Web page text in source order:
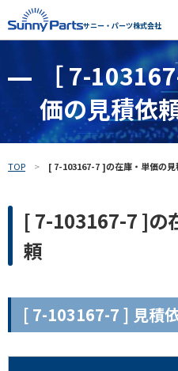
サニー・パーツ株式会社
半導体・
フリーワードで探す
［ 7-
価の見積依
TOP [ 7-103167-7 ]の在庫・単価の見
[ 7-103167-7 ]の
頼
[ 7-103167-7 ] 見積